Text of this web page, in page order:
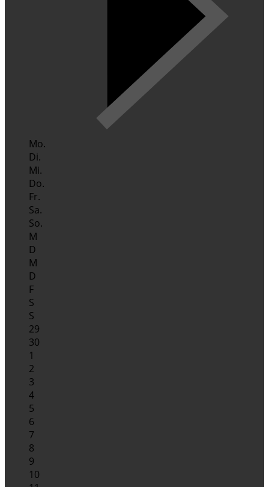
Mo.
Di.
Mi.
Do.
Fr.
Sa.
So.
M
D
M
D
F
S
S
29
30
1
2
3
4
5
6
7
8
9
10